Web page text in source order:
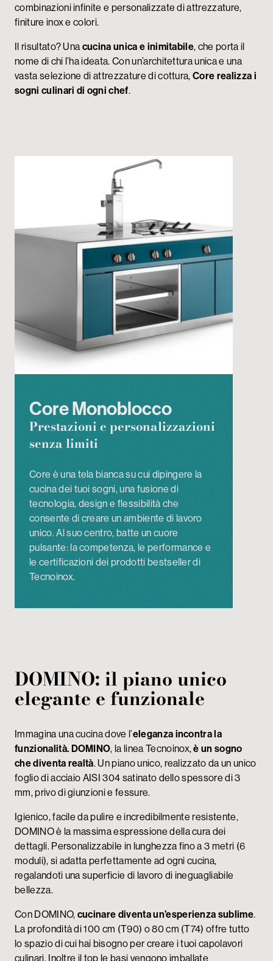
combinazioni infinite e personalizzate di attrezzature,
finiture inox e colori.
Il risultato? Una cucina unica e inimitabile, che porta il
nome di chi l’ha ideata. Con un’architettura unica e una
vasta selezione di attrezzature di cottura,Core realizza i
sogni culinari di ogni chef.
Core Monoblocco
Prestazioni e personalizzazioni
senza limiti
Core è una tela bianca su cui dipingere la
cucina dei tuoi sogni, una fusione di
tecnologia, design e flessibilità che
consente di creare un ambiente di lavoro
unico. Al suo centro, batte un cuore
pulsante: la competenza, le performance e
le certificazioni dei prodotti bestseller di
Tecnoinox.
DOMINO: il piano unico
elegante e funzionale
Immagina una cucina dove l’eleganza incontra la
funzionalità. DOMINO, la linea Tecnoinox,è un sogno
che diventa realtà. Un piano unico, realizzato da un unico
foglio di acciaio AISI 304 satinato dello spessore di 3
mm, privo di giunzioni e fessure.
Igienico, facile da pulire e incredibilmente resistente,
DOMINO è la massima espressione della cura dei
dettagli. Personalizzabile in lunghezza fino a 3 metri (6
moduli), si adatta perfettamente ad ogni cucina,
regalandoti una superficie di lavoro di ineguagliabile
bellezza.
Con DOMINO, cucinare diventa un’esperienza sublime.
La profondità di 100 cm (T90) o 80 cm (T74) offre tutto
lo spazio di cui hai bisogno per creare i tuoi capolavori
culinari. Inoltre il top le basi vengono imballate